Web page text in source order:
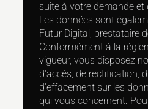
suite à votre demande et
Les données sont
Futur Digital, prestataire
Conformément à la
vigueur, vous disposez
d'accès, de rectification,
d'effacement sur les
qui vous concernent.